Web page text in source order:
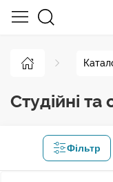
Студійні
Фільтр